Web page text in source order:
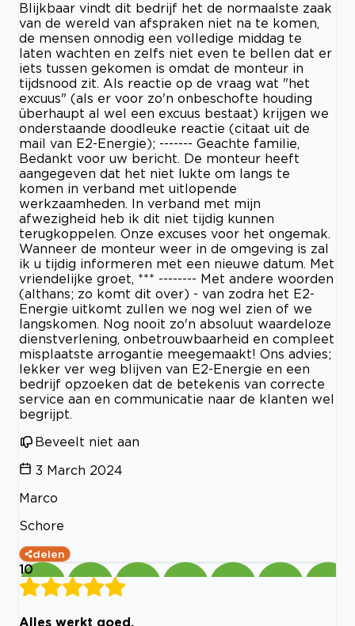
Blijkbaar vindt dit bedrijf het de normaalste zaak
van de wereld van afspraken niet na te komen,
de mensen onnodig een volledige middag te
laten wachten en zelfs niet even te bellen dat er
iets tussen gekomen is omdat de monteur in
tijdsnood zit. Als reactie op de vraag wat "het
excuus" (als er voor zo'n onbeschofte houding
überhaupt al wel een excuus bestaat) krijgen we
onderstaande doodleuke reactie (citaat uit de
mail van E2-Energie); ------- Geachte familie,
Bedankt voor uw bericht. De monteur heeft
aangegeven dat het niet lukte om langs te
komen in verband met uitlopende
werkzaamheden. In verband met mijn
afwezigheid heb ik dit niet tijdig kunnen
terugkoppelen. Onze excuses voor het ongemak.
Wanneer de monteur weer in de omgeving is zal
ik u tijdig informeren met een nieuwe datum. Met
vriendelijke groet, *** -------- Met andere woorden
(althans; zo komt dit over) - van zodra het E2-
Energie uitkomt zullen we nog wel zien of we
langskomen. Nog nooit zo'n absoluut waardeloze
dienstverlening, onbetrouwbaarheid en compleet
misplaatste arrogantie meegemaakt! Ons advies;
lekker ver weg blijven van E2-Energie en een
bedrijf opzoeken dat de betekenis van correcte
service aan en communicatie naar de klanten wel
begrijpt.
Beveelt niet aan
3 March 2024
Marco
Schore
delen
10
Alles werkt goed.